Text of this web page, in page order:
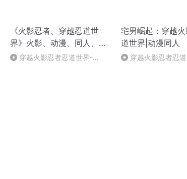
《火影忍者、穿越忍道世
界》火影、动漫、同人、多
人 穿越火影忍者忍道世界-
宅男崛起：穿越
道世界|动漫同人
穿越火影忍者忍